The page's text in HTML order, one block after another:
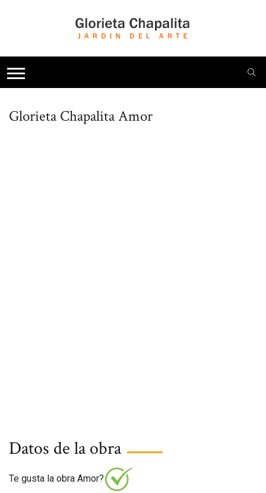
Glorieta ChapalitaAmor
Datos de la obra
Te gusta la obra Amor?